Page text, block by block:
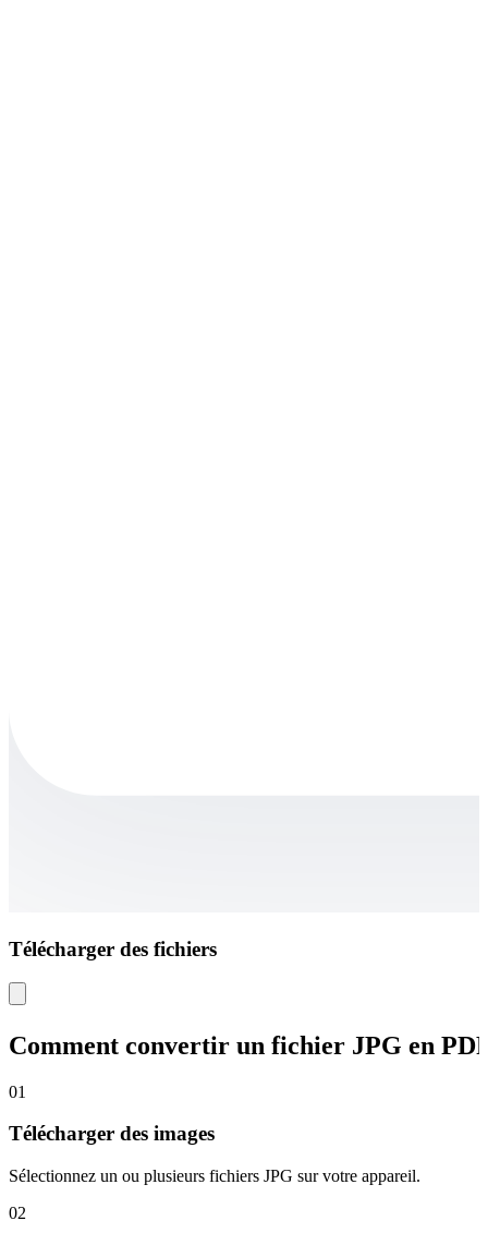
Télécharger des fichiers
Comment convertir un fichier JPG en
01
Télécharger des images
Sélectionnez un ou plusieurs fichiers JPG sur votre appareil.
02